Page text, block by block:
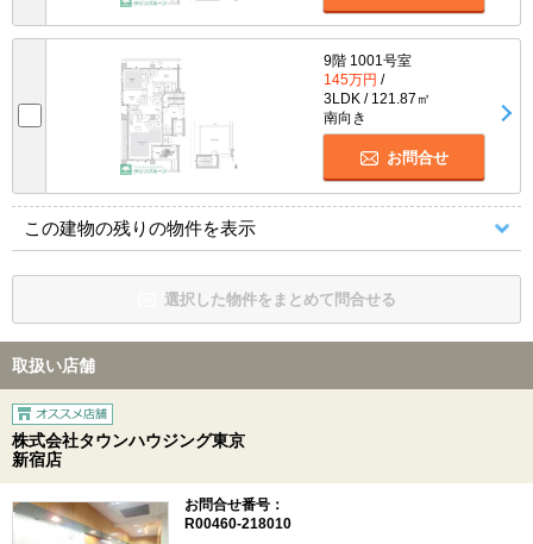
9階 1001号室
145万円 /
3LDK / 121.87㎡
南向き
お問合せ
この建物の残りの物件を表示
選択した物件をまとめて問合せる
取扱い店舗
株式会社タウンハウジング東京
新宿店
お問合せ番号：
R00460-218010